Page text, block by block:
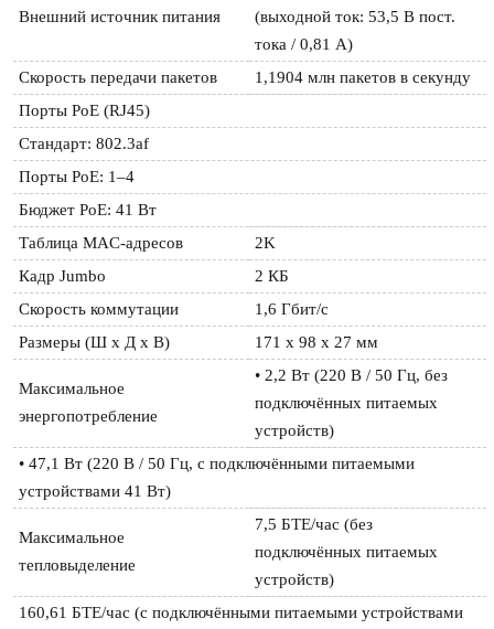
Внешний источник питания
(выходной ток: 53,5 В пост.
тока / 0,81 А)
Скорость передачи пакетов
1,1904 млн пакетов в секунду
Порты PoE (RJ45)
Стандарт: 802.3af
Порты PoE: 1–4
Бюджет PoE: 41 Вт
Таблица MAC-адресов
2K
Кадр Jumbo
2 КБ
Скорость коммутации
1,6 Гбит/с
Размеры (Ш x Д x В)
171 x 98 x 27 мм
Максимальное
энергопотребление
• 2,2 Вт (220 В / 50 Гц, без
подключённых питаемых
устройств)
• 47,1 Вт (220 В / 50 Гц, с подключёнными питаемыми
устройствами 41 Вт)
Максимальное
тепловыделение
7,5 БТЕ/час (без
подключённых питаемых
устройств)
160,61 БТЕ/час (с подключёнными питаемыми устройствами